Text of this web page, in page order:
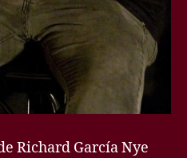
Richard García Nye